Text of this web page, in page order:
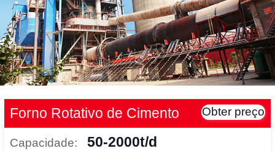
Forno Rotativo de Cimento Obter preço
Capacidade: 50-2000t/d